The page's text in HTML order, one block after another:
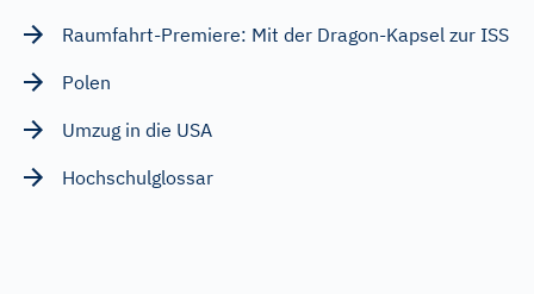
Raumfahrt-Premiere: Mit der Dragon-Kapsel zur ISS
Polen
Umzug in die USA
Hochschulglossar